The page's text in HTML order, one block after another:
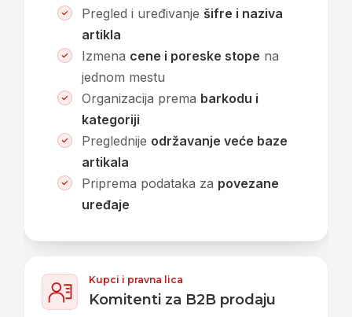
Pregled i uređivanje šifre i naziva
artikla
Izmena cene i poreske stope na
jednom mestu
Organizacija prema barkodu i
kategoriji
Preglednije održavanje veće baze
artikala
Priprema podataka za povezane
uređaje
Kupci i pravna lica
Komitenti za B2B prodaju